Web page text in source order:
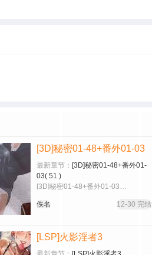
[3D]秘密01-48+番外01-03
最新章节： [3D]秘密01-48+番外01-
03( 51 )
[3D]秘密01-48+番外01-03…
佚名 12-30 完结
[LSP]火影淫者3